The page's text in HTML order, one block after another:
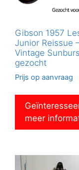
Gibson 1957
Junior Reissue
Vintage
gezocht
Prijs op aanvraag
meer